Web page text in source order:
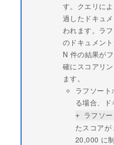
す。クエリに
過したドキュ
われます。ラ
のドキュメン
N 件の結果が
確にスコアリ
ます。
ラフソー
る場合、
+ ラフソー
たスコアが
20,000 に